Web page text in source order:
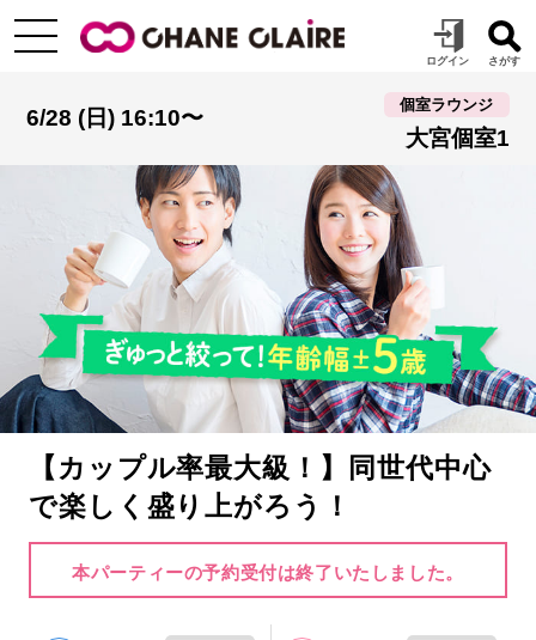
6/28 (日) 16:10〜
個室ラウンジ
大宮個室1
【カップル率最大級！】同世代中心
で楽しく盛り上がろう！
本パーティーの予約受付は終了いたしました。